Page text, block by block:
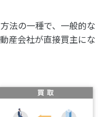
法の一種で、一般的な
産会社が直接買主にな